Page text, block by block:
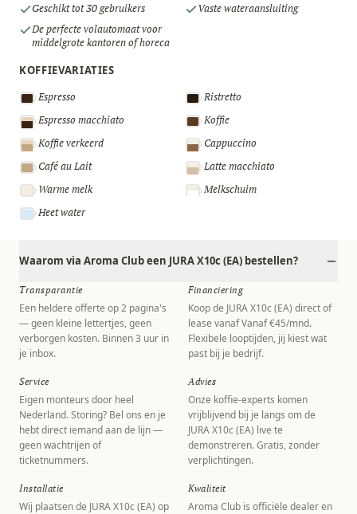
Geschikt tot 30 gebruikers
Vaste wateraansluiting
De perfecte volautomaat voor
middelgrote kantoren of horeca
KOFFIEVARIATIES
Espresso
Ristretto
Espresso macchiato
Koffie
Koffie verkeerd
Cappuccino
Café au Lait
Latte macchiato
Warme melk
Melkschuim
Heet water
Waarom via Aroma Club een JURA X10c (EA) bestellen?
Transparantie
Een heldere offerte op 2 pagina's
— geen kleine lettertjes, geen
verborgen kosten. Binnen 3 uur in
je inbox.
Financiering
Koop de JURA X10c (EA) direct of
lease vanaf Vanaf €45/mnd.
Flexibele looptijden, jij kiest wat
past bij je bedrijf.
Service
Eigen monteurs door heel
Nederland. Storing? Bel ons en je
hebt direct iemand aan de lijn —
geen wachtrijen of
ticketnummers.
Advies
Onze koffie-experts komen
vrijblijvend bij je langs om de
JURA X10c (EA) live te
demonstreren. Gratis, zonder
verplichtingen.
Installatie
Wij plaatsen de JURA X10c (EA) op
Kwaliteit
Aroma Club is officiële dealer en